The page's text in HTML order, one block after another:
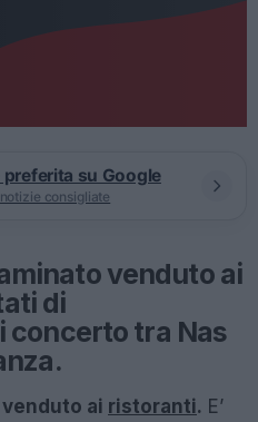
su Google
consigliate
venduto ai
di
concerto tra Nas
ai ristoranti. E’